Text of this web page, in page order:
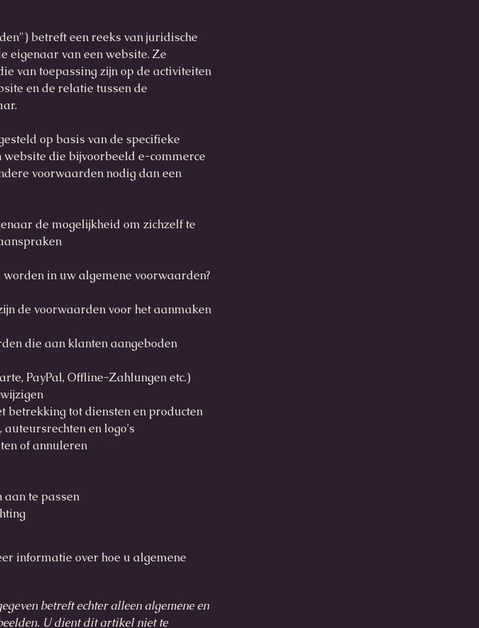
betreft een reeks van juridische
eigenaar van een website. Ze
van toepassing zijn op de activiteiten
en de relatie tussen de
op basis van de specifieke
website die bijvoorbeeld e-commerce
voorwaarden nodig dan een
de mogelijkheid om zichzelf te
in uw algemene voorwaarden?
de voorwaarden voor het aanmaken
die aan klanten aangeboden
PayPal, Offline-Zahlungen etc.)
betrekking tot diensten en producten
en logo's
of annuleren
aan te passen
informatie over hoe u algemene
betreft echter alleen algemene en
U dient dit artikel niet te